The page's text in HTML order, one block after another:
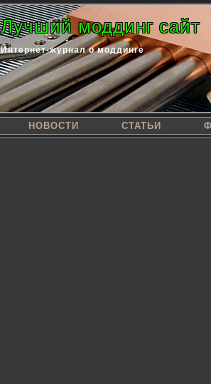
Лучший моддинг сайт
Интернет-журнал о моддинге
НОВОСТИ СТАТЬИ